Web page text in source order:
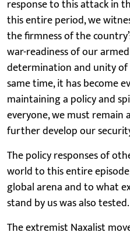
response to this attack in
this entire period, we
the firmness of the
war-readiness of our
determination and unity of
same time, it has become
maintaining a policy and
everyone, we must remain
further develop our
The policy responses of
world to this entire
global arena and to what
stand by us was also tested.
The extremist Naxalist